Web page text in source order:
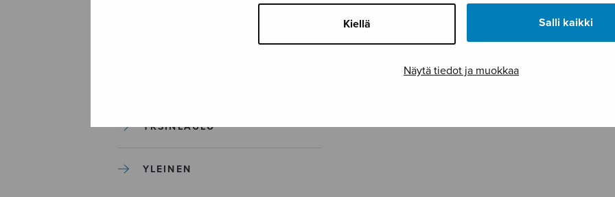
Kiellä Salli kaikki
Näytä tiedot ja muokkaa
SOITINKOULUT JA OPPAAT
YKSINLAULU
YLEINEN